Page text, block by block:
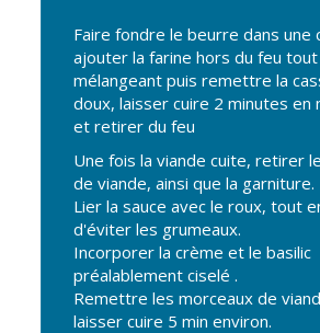
Faire fondre le beurre dans une
ajouter la farine hors du feu tout
mélangeant puis remettre la
doux, laisser cuire 2 minutes en
et retirer du feu
Une fois la viande cuite, retirer
de viande, ainsi que la garniture.
Lier la sauce avec le roux, tout
d'éviter les grumeaux.
Incorporer la crème et le basilic
préalablement ciselé .
Remettre les morceaux de
laisser cuire 5 min environ.